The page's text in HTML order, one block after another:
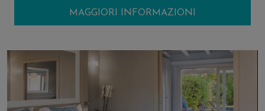
MAGGIORI INFORMAZIONI